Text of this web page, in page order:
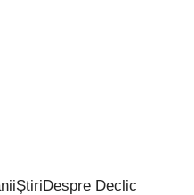
ȘtiriDespre Declic